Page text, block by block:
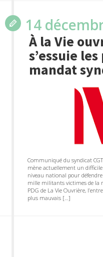
14
À la Vie
s’essuie
mandat
Communiqué du syndicat
mène actuellement un
niveau national pour
mille militants victimes de la
PDG de La Vie Ouvrière,
plus mauvais […]